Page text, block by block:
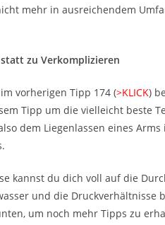
mehr in ausreichendem
zu Verkomplizieren
vorherigen Tipp 174 (>KLICK)
Tipp um die vielleicht beste
dem Liegenlassen eines
kannst du dich voll auf die
und die Druckverhältnisse
um noch mehr Tipps zu